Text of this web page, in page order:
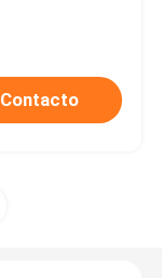
Contacto